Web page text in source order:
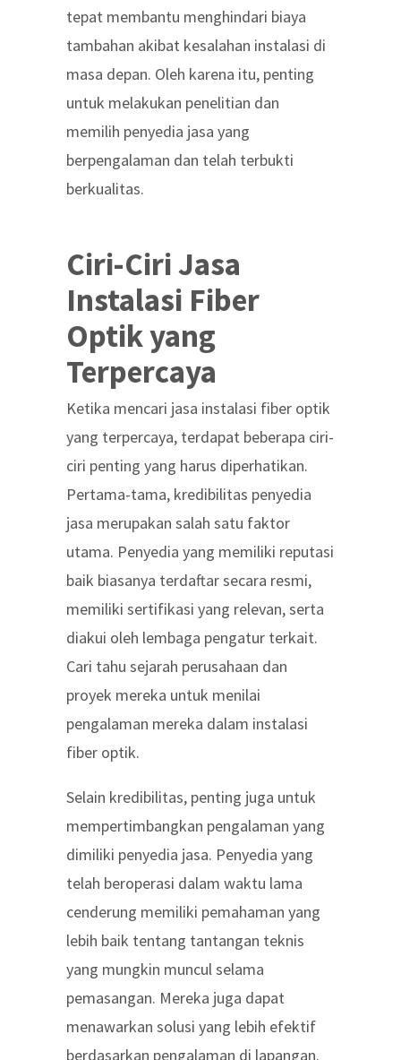
tepat membantu menghindari biaya
tambahan akibat kesalahan instalasi di
masa depan. Oleh karena itu, penting
untuk melakukan penelitian dan
memilih penyedia jasa yang
berpengalaman dan telah terbukti
berkualitas.
Ciri-Ciri Jasa
Instalasi Fiber
Optik yang
Terpercaya
Ketika mencari jasa instalasi fiber optik
yang terpercaya, terdapat beberapa ciri-
ciri penting yang harus diperhatikan.
Pertama-tama, kredibilitas penyedia
jasa merupakan salah satu faktor
utama. Penyedia yang memiliki reputasi
baik biasanya terdaftar secara resmi,
memiliki sertifikasi yang relevan, serta
diakui oleh lembaga pengatur terkait.
Cari tahu sejarah perusahaan dan
proyek mereka untuk menilai
pengalaman mereka dalam instalasi
fiber optik.
Selain kredibilitas, penting juga untuk
mempertimbangkan pengalaman yang
dimiliki penyedia jasa. Penyedia yang
telah beroperasi dalam waktu lama
cenderung memiliki pemahaman yang
lebih baik tentang tantangan teknis
yang mungkin muncul selama
pemasangan. Mereka juga dapat
menawarkan solusi yang lebih efektif
berdasarkan pengalaman di lapangan.